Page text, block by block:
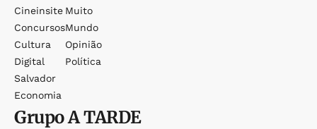
Cineinsite
Concursos
Cultura
Digital
Salvador
Economia
Muito
Mundo
Opinião
Política
GrupoA TARDE